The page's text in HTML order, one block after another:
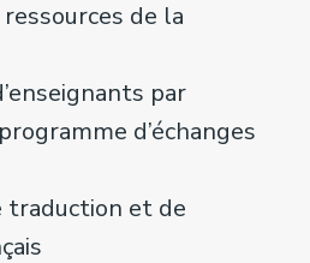
de la
par
d’échanges
traduction et de